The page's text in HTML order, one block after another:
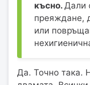
късно. Дали
преяждане,
или
Да. Точно така.